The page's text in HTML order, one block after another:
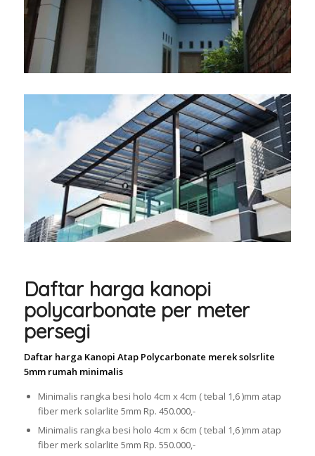
Daftar harga kanopi
polycarbonate per meter
persegi
Daftar harga Kanopi Atap Polycarbonate merek solsrlite
5mm rumah minimalis
Minimalis rangka besi holo 4cm x 4cm ( tebal 1,6 )mm atap
fiber merk solarlite 5mm Rp. 450.000,-
Minimalis rangka besi holo 4cm x 6cm ( tebal 1,6 )mm atap
fiber merk solarlite 5mm Rp. 550.000,-